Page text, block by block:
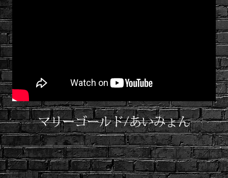
マリーゴールド/あいみょん